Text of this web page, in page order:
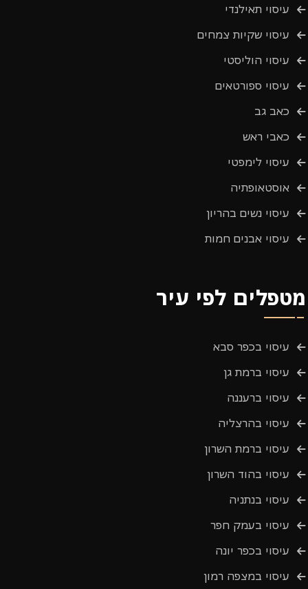
עיסוי תאילנדי
עיסוי שקיות צמחים
עיסוי הוליסטי
עיסוי ספורטאים
כאב גב
כאבי ראש
עיסוי לימפטי
אוסטאופתיה
עיסוי נשים בהריון
עיסוי אבנים חמות
מטפלים לפי עיר
עיסוי בכפר סבא
עיסוי ברמת גן
עיסוי ברעננה
עיסוי בהרצליה
עיסוי ברמת השרון
עיסוי בהוד השרון
עיסוי בנתניה
עיסוי בעמק חפר
עיסוי בכפר יונה
עיסוי במצפה רמון